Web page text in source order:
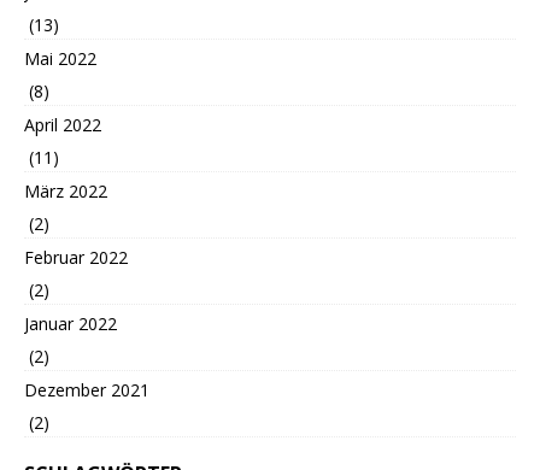
(13)
Mai 2022
(8)
April 2022
(11)
März 2022
(2)
Februar 2022
(2)
Januar 2022
(2)
Dezember 2021
(2)